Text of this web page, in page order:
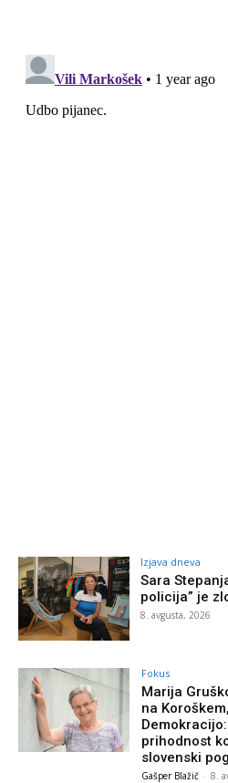
Izjava dneva
Sara
policija” je
8. avgusta, 2026
Fokus
Marija
na
prihodnost
slovenski
Gašper Blažič - 8.